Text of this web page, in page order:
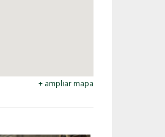
+ ampliar mapa